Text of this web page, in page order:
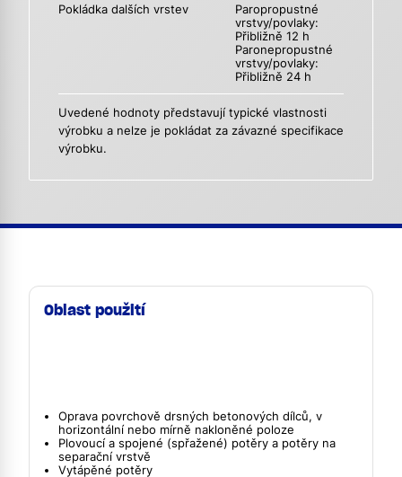
Pokládka dalších vrstev
Paropropustné
vrstvy/povlaky:
Přibližně 12 h
Paronepropustné
vrstvy/povlaky:
Přibližně 24 h
Uvedené hodnoty představují typické vlastnosti
výrobku a nelze je pokládat za závazné specifikace
výrobku.
Oblast použití
Oprava povrchově drsných betonových dílců, v
horizontální nebo mírně nakloněné poloze
Plovoucí a spojené (spřažené) potěry a potěry na
separační vrstvě
Vytápěné potěry